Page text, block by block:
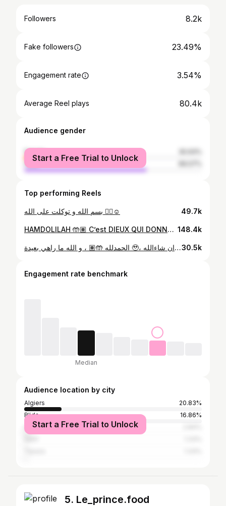
Followers 8.2k
Fake followers 23.49%
Engagement rate 3.54%
Average Reel plays 80.4k
Audience gender
female
male
Start a Free Trial to Unlock
Top performing Reels
بسم الله و توكلت على الله ☝🏽☺️ 49.7k
HAMDOLILAH 🤲🏽 C’est DIEUX QUI DONNE ☝🏽❤️🫶🏽 148.4k
الحمدلله 🤲🏽 ، و الله ما راهي بعيدة 🥹، ما تفقدوش الأمل 💪🏽 و ربي يرزقكم الحلال ان شاءالله 🫶🏽30.5k
Engagement rate benchmark
Median
Audience location by city
Algiers
20.83%
Blida
16.86%
OranStart a Free Trial to Unlock
5. Le_prince.food